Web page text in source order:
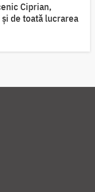
Ciprian,
de toată lucrarea